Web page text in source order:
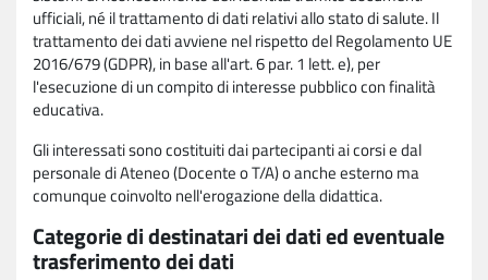
ufficiali, né il trattamento di dati relativi allo stato di salute. Il
trattamento dei dati avviene nel rispetto del Regolamento UE
2016/679 (GDPR), in base all'art. 6 par. 1 lett. e), per
l'esecuzione di un compito di interesse pubblico con finalità
educativa.
Gli interessati sono costituiti dai partecipanti ai corsi e dal
personale di Ateneo (Docente o T/A) o anche esterno ma
comunque coinvolto nell'erogazione della didattica.
Categorie di destinatari dei dati ed eventuale
trasferimento dei dati